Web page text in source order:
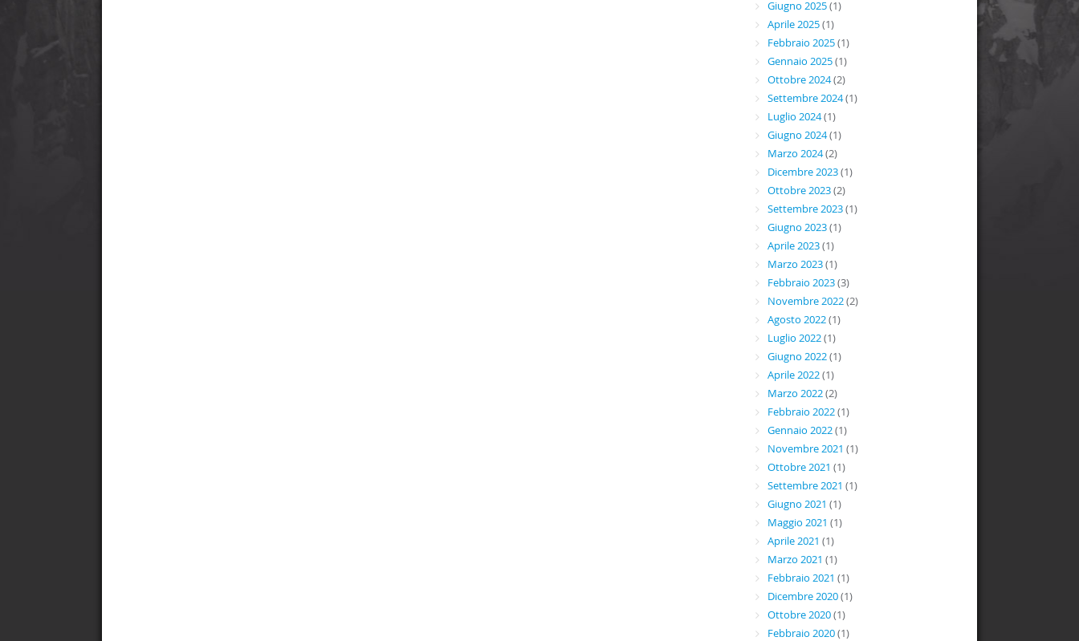
Giugno 2025(1)
Aprile 2025(1)
Febbraio 2025(1)
Gennaio 2025(1)
Ottobre 2024(2)
Settembre 2024(1)
Luglio 2024(1)
Giugno 2024(1)
Marzo 2024(2)
Dicembre 2023(1)
Ottobre 2023(2)
Settembre 2023(1)
Giugno 2023(1)
Aprile 2023(1)
Marzo 2023(1)
Febbraio 2023(3)
Novembre 2022(2)
Agosto 2022(1)
Luglio 2022(1)
Giugno 2022(1)
Aprile 2022(1)
Marzo 2022(2)
Febbraio 2022(1)
Gennaio 2022(1)
Novembre 2021 (1)
Ottobre 2021 (1)
Settembre 2021 (1)
Giugno 2021 (1)
Maggio 2021 (1)
Aprile 2021 (1)
Marzo 2021 (1)
Febbraio 2021 (1)
Dicembre 2020(1)
Ottobre 2020(1)
Febbraio 2020(1)